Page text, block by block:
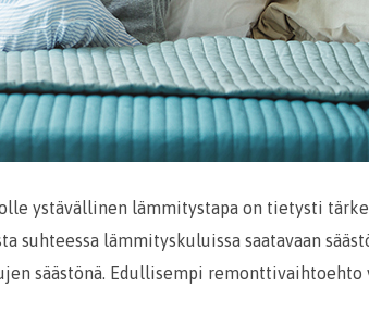
ystävällinen lämmitystapa on tietysti
lämmityskuluissa saatavaan
säästönä. Edullisempi